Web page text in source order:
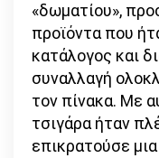
«δωματίου»,
προϊόντα που
κατάλογος και
συναλλαγή
τον πίνακα. Με
τσιγάρα ήταν
επικρατούσε